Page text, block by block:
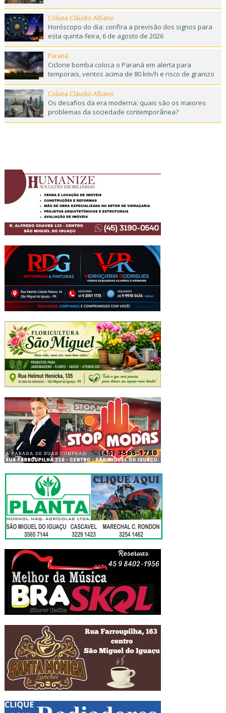
Coluna Cláudio Albano
Horóscopo do dia: confira a previsão dos signos para
esta quinta-feira, 6 de agosto de 2026
Paraná
Ciclone bomba coloca o Paraná em alerta para
temporais, ventos acima de 80 km/h e risco de granizo
Coluna Cláudio Albano
Os desafios da era moderna: quais são os maiores
problemas da sociedade contemporânea?